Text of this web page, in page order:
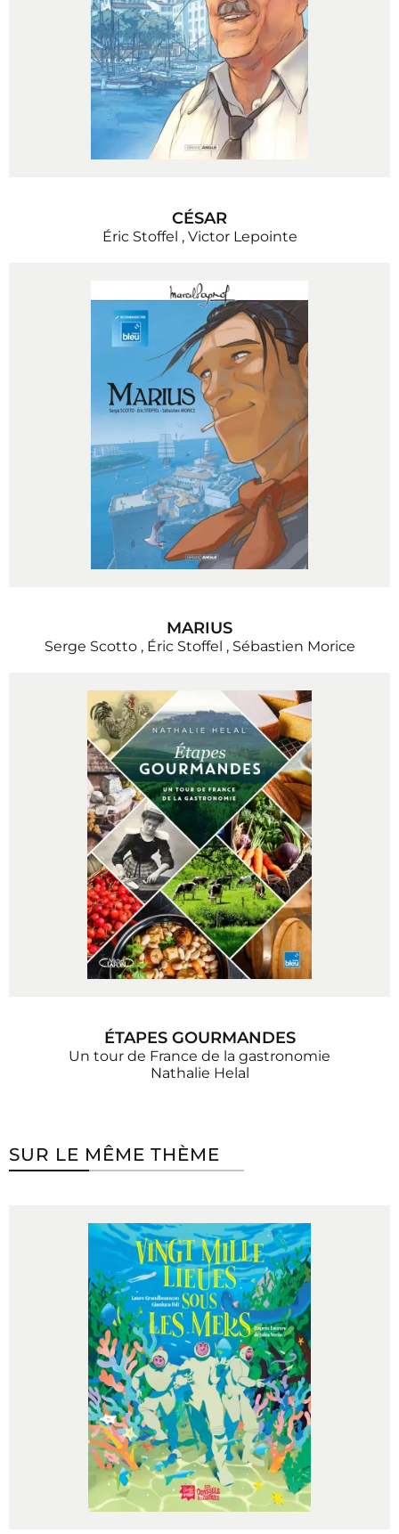
CÉSAR
Éric Stoffel , Victor Lepointe
MARIUS
Serge Scotto, Éric Stoffel , Sébastien Morice
ÉTAPES GOURMANDES
Un tour de France de la gastronomie
Nathalie Helal
SUR LE MÊME THÈME